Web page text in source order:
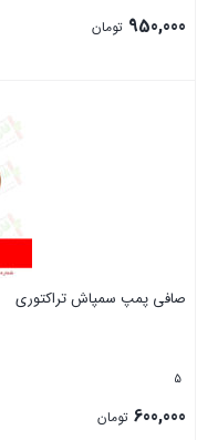
950,000 تومان
صافی پمپ سمپاش تراکتوری
5
600,000 تومان